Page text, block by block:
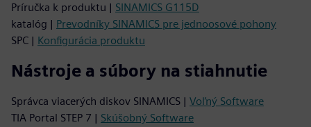
Príručka k produktu | SINAMICS G115D
katalóg | Prevodníky SINAMICS pre jednoosové pohony
SPC | Konfigurácia produktu
Nástroje a súbory na stiahnutie
Správca viacerých diskov SINAMICS | Voľný Software
TIA Portal STEP 7 | Skúšobný Software